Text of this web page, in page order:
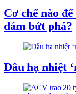
Cơ chế nào
dám bứt phá?
Dầu hạ nhiệt